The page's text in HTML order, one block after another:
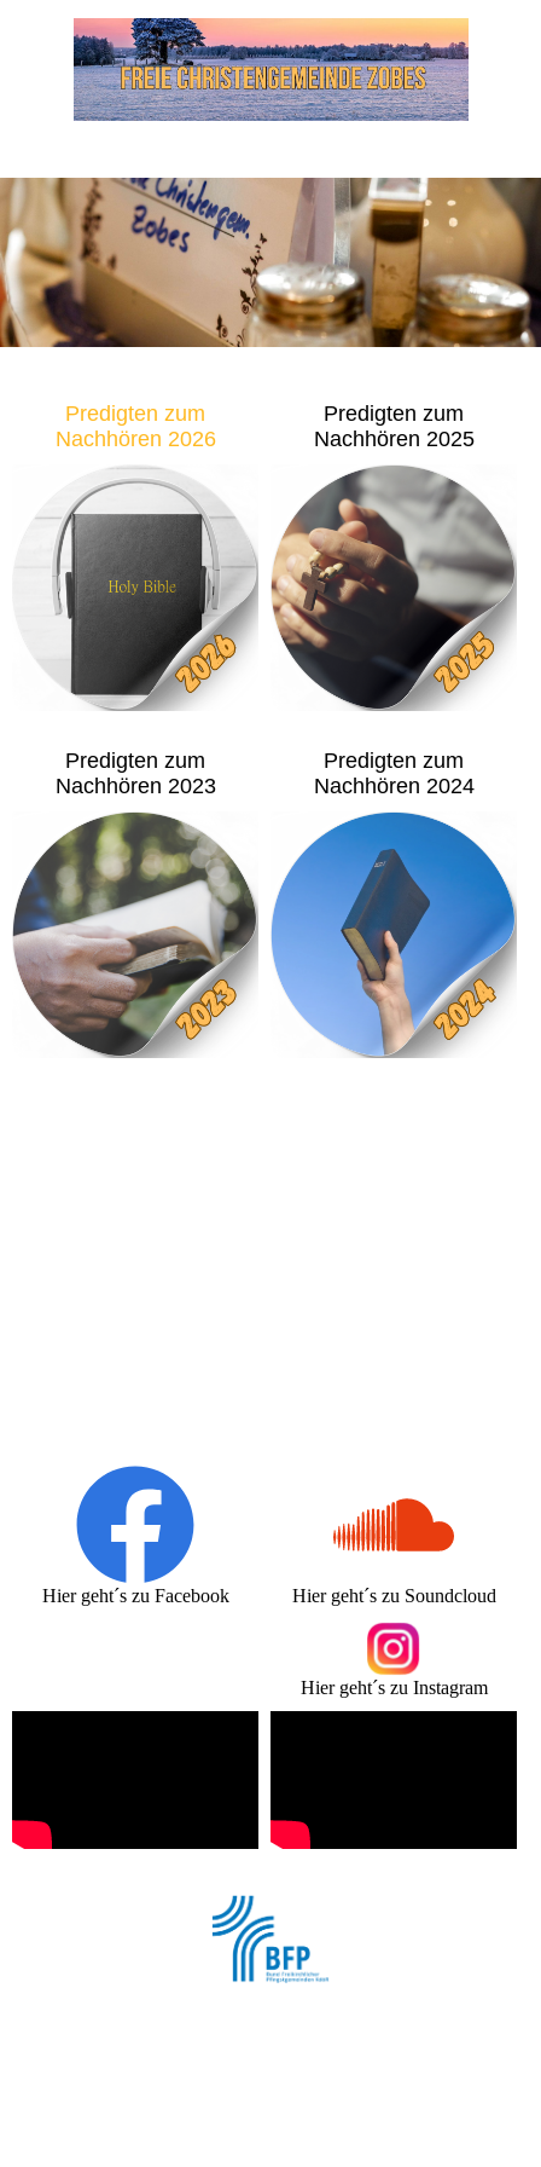
Predigten zum
Nachhören 2026
Predigten zum
Nachhören 2025
Predigten zum
Nachhören 2023
Predigten zum
Nachhören 2024
Hier geht´s zu Facebook Hier geht´s zu Soundcloud
Hier geht´s zu Instagram